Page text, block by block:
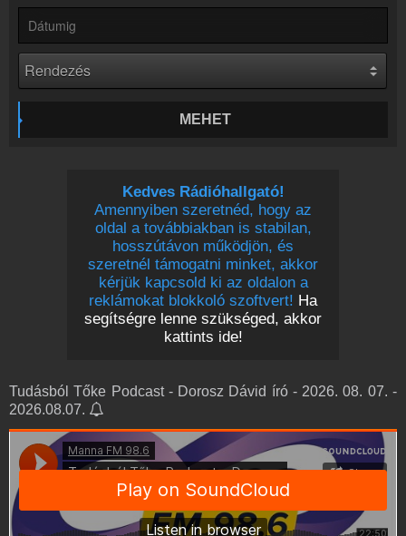
Rádió beágyazás
Ágyazd be weboldaladba
Online rádió készítés
Készítés lépésről lépésre
MEHET
Kedves Rádióhallgató!
Amennyiben szeretnéd, hogy az
oldal a továbbiakban is stabilan,
hosszútávon működjön, és
szeretnél támogatni minket, akkor
kérjük kapcsold ki az oldalon a
reklámokat blokkoló szoftvert! Ha
segítségre lenne szükséged, akkor
kattints ide!
Tudásból Tőke Podcast - Dorosz Dávid író - 2026. 08. 07. -
2026.08.07.